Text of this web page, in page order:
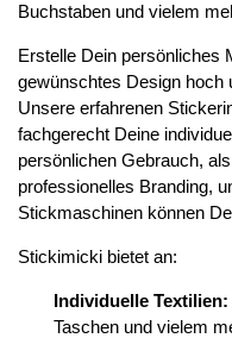
Buchstaben und vielem
Erstelle Dein persönliches
gewünschtes Design hoch
Unsere erfahrenen
fachgerecht Deine
persönlichen Gebrauch,
professionelles Branding,
Stickmaschinen können
Stickimicki bietet an:
Individuelle Textilien:
Taschen und vielem